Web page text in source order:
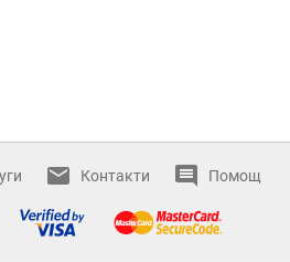
Контакти Помощ